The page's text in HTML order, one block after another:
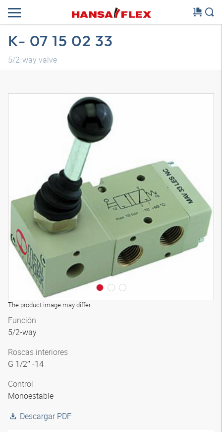
K- 07 15 02 33
5/2-way valve
The product image may differ
Modelo 3D
Función
5/2-way
Roscas interiores
G 1/2″ -14
Control
Monoestable
Descargar PDF